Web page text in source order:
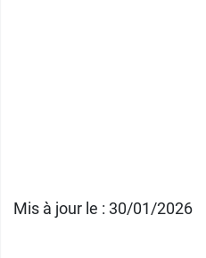
Mis à jour le : 30/01/2026